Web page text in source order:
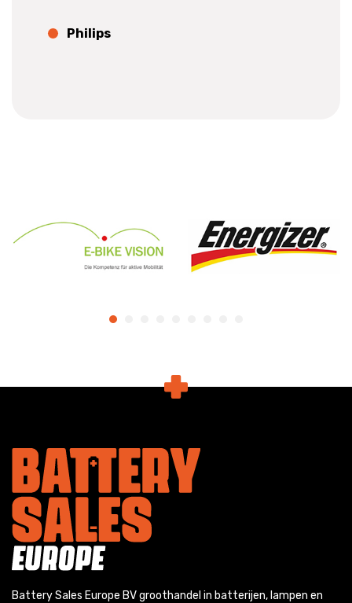
Philips
Battery Sales Europe BV groothandel in batterijen, lampen en